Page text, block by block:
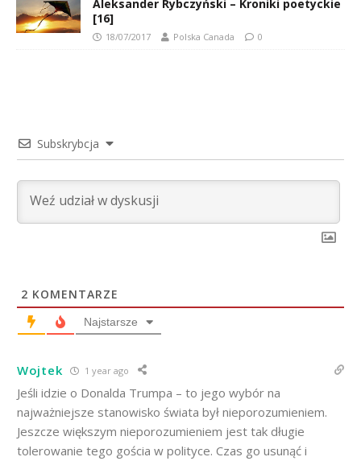
Aleksander Rybczyński – Kroniki poetyckie
[16]
18/07/2017 Polska Canada 0
Subskrybcja
2 KOMENTARZE
Najstarsze
Wojtek 1 year ago
Jeśli idzie o Donalda Trumpa – to jego wybór na
najważniejsze stanowisko świata był nieporozumieniem.
Jeszcze większym nieporozumieniem jest tak długie
tolerowanie tego gościa w polityce. Czas go usunąć i